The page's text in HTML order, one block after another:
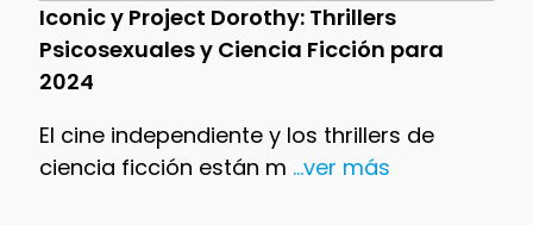
Iconic y Project Dorothy: Thrillers
Psicosexuales y Ciencia Ficción para
2024
El cine independiente y los thrillers de
ciencia ficción están m ...ver más